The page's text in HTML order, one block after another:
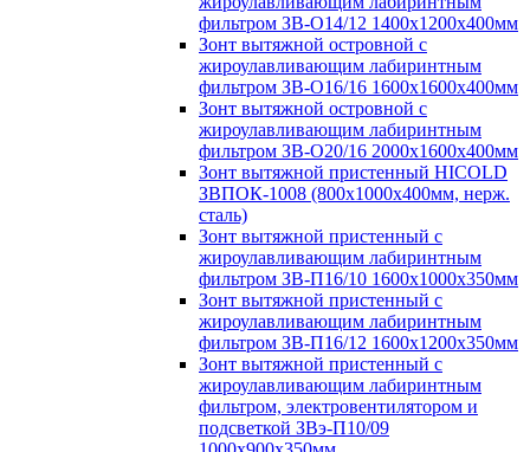
фильтром ЗВ-О14/12 1400х1200х400мм
Зонт вытяжной островной с
жироулавливающим лабиринтным
фильтром ЗВ-О16/16 1600х1600х400мм
Зонт вытяжной островной с
жироулавливающим лабиринтным
фильтром ЗВ-О20/16 2000х1600х400мм
Зонт вытяжной пристенный HICOLD
ЗВПОК-1008 (800х1000х400мм, нерж.
сталь)
Зонт вытяжной пристенный с
жироулавливающим лабиринтным
фильтром ЗВ-П16/10 1600х1000х350мм
Зонт вытяжной пристенный с
жироулавливающим лабиринтным
фильтром ЗВ-П16/12 1600х1200х350мм
Зонт вытяжной пристенный с
жироулавливающим лабиринтным
фильтром, электровентилятором и
подсветкой ЗВэ-П10/09